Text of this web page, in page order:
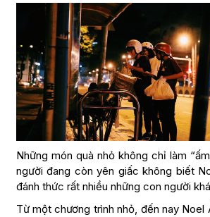
Những món quà nhỏ không chỉ làm
người đang còn yên giấc không biết
đánh thức rất nhiều những con người
Từ một chương trình nhỏ, đến nay Noel